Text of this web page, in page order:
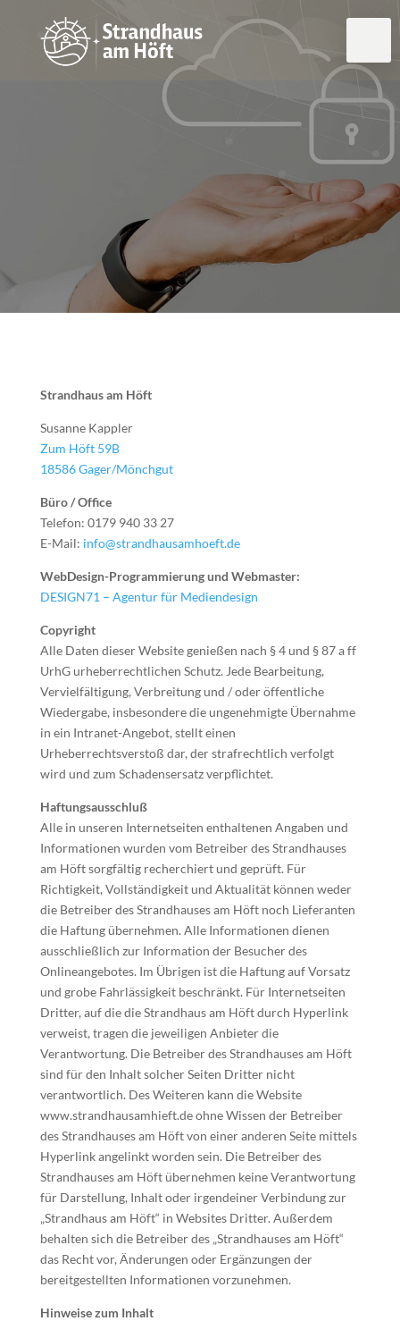
Strandhaus am Höft
Susanne Kappler
Zum Höft 59B
18586 Gager/Mönchgut
Büro / Office
Telefon: 0179 940 33 27
E-Mail: info@strandhausamhoeft.de
WebDesign-Programmierung und Webmaster:
DESIGN71 – Agentur für Mediendesign
Copyright
Alle Daten dieser Website genießen nach § 4 und § 87 a ff
UrhG urheberrechtlichen Schutz. Jede Bearbeitung,
Vervielfältigung, Verbreitung und / oder öffentliche
Wiedergabe, insbesondere die ungenehmigte Übernahme
in ein Intranet-Angebot, stellt einen
Urheberrechtsverstoß dar, der strafrechtlich verfolgt
wird und zum Schadensersatz verpflichtet.
Haftungsausschluß
Alle in unseren Internetseiten enthaltenen Angaben und
Informationen wurden vom Betreiber des Strandhauses
am Höft sorgfältig recherchiert und geprüft. Für
Richtigkeit, Vollständigkeit und Aktualität können weder
die Betreiber des Strandhauses am Höft noch Lieferanten
die Haftung übernehmen. Alle Informationen dienen
ausschließlich zur Information der Besucher des
Onlineangebotes. Im Übrigen ist die Haftung auf Vorsatz
und grobe Fahrlässigkeit beschränkt. Für Internetseiten
Dritter, auf die die Strandhaus am Höft durch Hyperlink
verweist, tragen die jeweiligen Anbieter die
Verantwortung. Die Betreiber des Strandhauses am Höft
sind für den Inhalt solcher Seiten Dritter nicht
verantwortlich. Des Weiteren kann die Website
www.strandhausamhieft.de ohne Wissen der Betreiber
des Strandhauses am Höft von einer anderen Seite mittels
Hyperlink angelinkt worden sein. Die Betreiber des
Strandhauses am Höft übernehmen keine Verantwortung
für Darstellung, Inhalt oder irgendeiner Verbindung zur
„Strandhaus am Höft“ in Websites Dritter. Außerdem
behalten sich die Betreiber des „Strandhauses am Höft“
das Recht vor, Änderungen oder Ergänzungen der
bereitgestellten Informationen vorzunehmen.
Hinweise zum Inhalt